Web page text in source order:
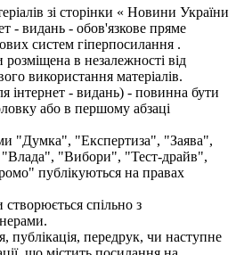
зі сторінки « Новини України
- видань - обов'язкове пряме
систем гіперпосилання .
в незалежності від
використання матеріалів.
інтернет - видань) - повинна бути
або в першому абзаці
"Думка", "Експертиза", "Заява",
"Вибори", "Тест-драйв",
публікуються на правах
спільно з
публікація, передрук, чи наступне